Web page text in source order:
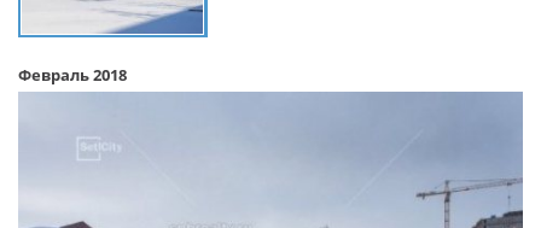
Февраль 2018